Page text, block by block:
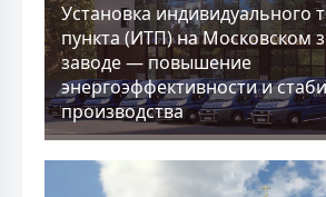
Установка индивидуального
пункта (ИТП) на Московском
заводе — повышение
энергоэффективности и
производства